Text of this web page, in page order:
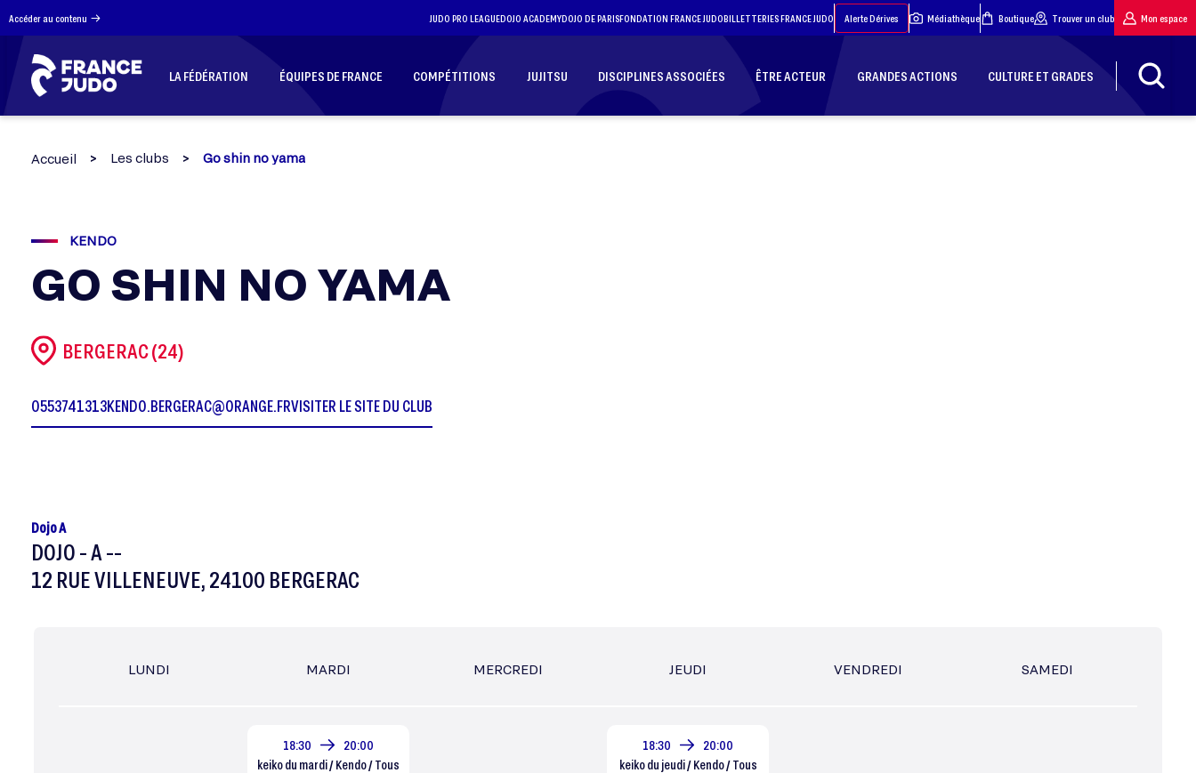
Accéder au contenu JUDO PRO LEAGUEDOJO ACADEMYDOJO DE PARISFONDATION FRANCE JUDOBILLETTERIES FRANCE JUDO Alerte Dérives Médiathèque Boutique Trouver un club Mon espace
LA FÉDÉRATION ÉQUIPES DE FRANCE COMPÉTITIONS JUJITSU DISCIPLINES ASSOCIÉES ÊTRE ACTEUR GRANDES ACTIONS CULTURE ET GRADES
Accueil Les clubs Go shin no yama
KENDO
GO SHIN NO YAMA
BERGERAC (24)
0553741313KENDO.BERGERAC@ORANGE.FRVISITER LE SITE DU CLUB
Dojo A
DOJO - A --
12 RUE VILLENEUVE, 24100 BERGERAC
LUNDI MARDI
18:30
20:00
keiko du mardi / Kendo / Tous
MERCREDI JEUDI
18:30
20:00
keiko du jeudi / Kendo / Tous
VENDREDI SAMEDI
Panneau de gestion des cookies